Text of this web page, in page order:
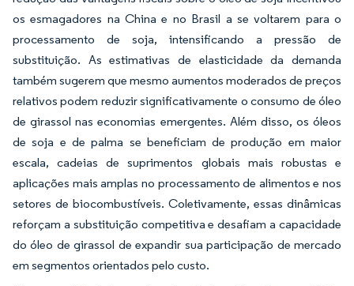
os esmagadores na China e no Brasil a se voltarem para o
processamento de soja, intensificando a pressão de
substituição. As estimativas de elasticidade da demanda
também sugerem que mesmo aumentos moderados de preços
relativos podem reduzir significativamente o consumo de óleo
de girassol nas economias emergentes. Além disso, os óleos
de soja e de palma se beneficiam de produção em maior
escala, cadeias de suprimentos globais mais robustas e
aplicações mais amplas no processamento de alimentos e nos
setores de biocombustíveis. Coletivamente, essas dinâmicas
reforçam a substituição competitiva e desafiam a capacidade
do óleo de girassol de expandir sua participação de mercado
em segmentos orientados pelo custo.